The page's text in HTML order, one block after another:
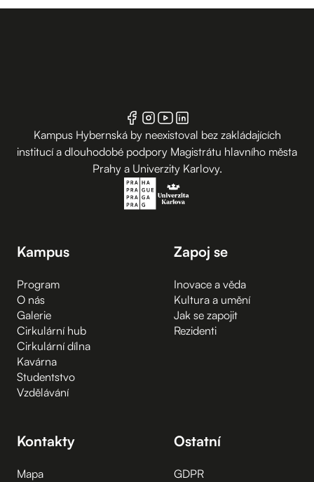
Kampus Hybernská by neexistoval bez zakládajících
institucí a dlouhodobé podpory Magistrátu hlavního města
Prahy a Univerzity Karlovy.
Kampus
Program
O nás
Galerie
Cirkulární hub
Cirkulární dílna
Kavárna
Studentstvo
Vzdělávání
Zapoj se
Inovace a věda
Kultura a umění
Jak se zapojit
Rezidenti
Kontakty
Mapa
Ostatní
GDPR